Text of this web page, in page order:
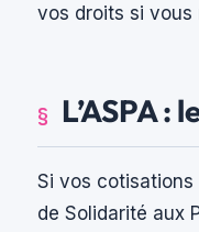
vos droits si vous
L’ASPA
Si vos cotisations
de Solidarité aux